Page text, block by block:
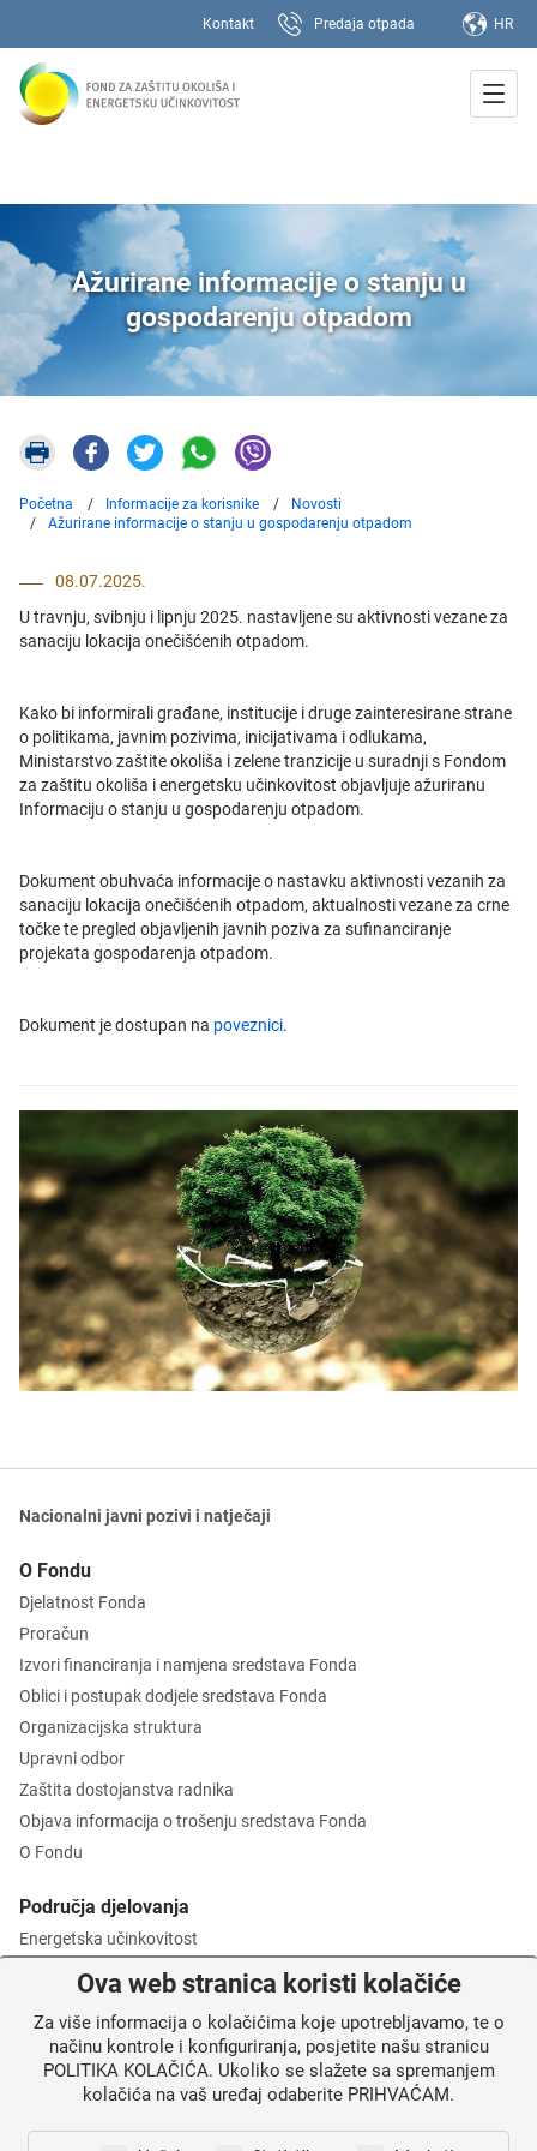
Kontakt Predaja otpada HR
Ažurirane informacije o stanju u
gospodarenju otpadom
Početna Informacije za korisnike
Novosti
Ažurirane informacije o stanju u gospodarenju otpadom
08.07.2025.
U travnju, svibnju i lipnju 2025. nastavljene su aktivnosti vezane za
sanaciju lokacija onečišćenih otpadom.
Kako bi informirali građane, institucije i druge zainteresirane strane
o politikama, javnim pozivima, inicijativama i odlukama,
Ministarstvo zaštite okoliša i zelene tranzicije u suradnji s Fondom
za zaštitu okoliša i energetsku učinkovitost objavljuje ažuriranu
Informaciju o stanju u gospodarenju otpadom.
Dokument obuhvaća informacije o nastavku aktivnosti vezanih za
sanaciju lokacija onečišćenih otpadom, aktualnosti vezane za crne
točke te pregled objavljenih javnih poziva za sufinanciranje
projekata gospodarenja otpadom.
Dokument je dostupan na poveznici.
Nacionalni javni pozivi i natječaji
O Fondu
Djelatnost Fonda
Proračun
Izvori financiranja i namjena sredstava Fonda
Oblici i postupak dodjele sredstava Fonda
Organizacijska struktura
Upravni odbor
Zaštita dostojanstva radnika
Objava informacija o trošenju sredstava Fonda
O Fondu
Područja djelovanja
Energetska učinkovitost
Zaštita okoliša
Posredničko tijelo razine 2
Informacije za korisnike
Ova web stranica koristi kolačiće
Za više informacija o kolačićima koje upotrebljavamo, te o
načinu kontrole i konfiguriranja, posjetite našu stranicu
POLITIKA KOLAČIĆA. Ukoliko se slažete sa spremanjem
kolačića na vaš uređaj odaberite PRIHVAĆAM.